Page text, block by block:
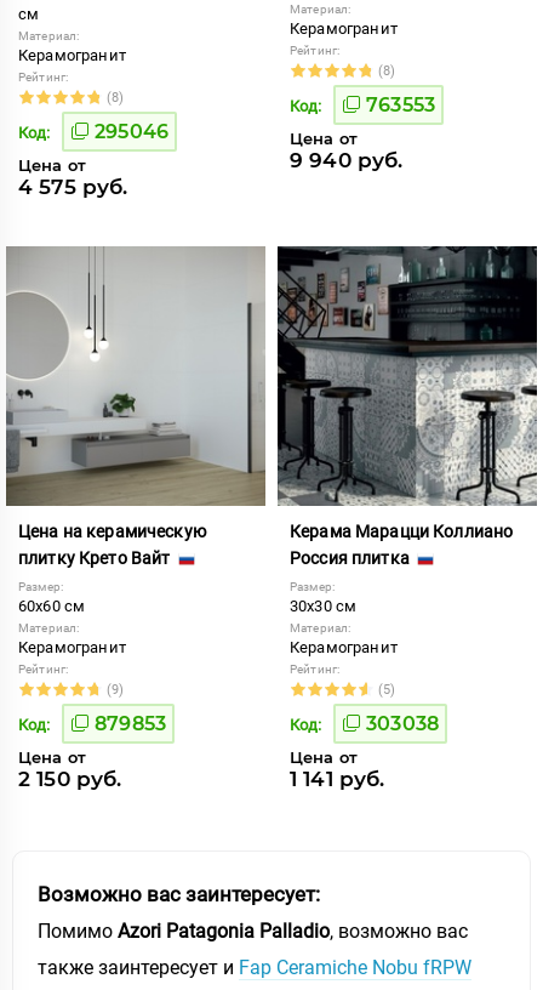
см
Материал:
Керамогранит
Рейтинг:
(8)
Код: 295046
Цена от
4 575 руб.
Материал:
Керамогранит
Рейтинг:
(8)
Код: 763553
Цена от
9 940 руб.
Цена на керамическую
плитку Крето Вайт
Размер:
60x60 см
Материал:
Керамогранит
Рейтинг:
(9)
Код: 879853
Цена от
2 150 руб.
Керама Марацци Коллиано
Россия плитка
Размер:
30x30 см
Материал:
Керамогранит
Рейтинг:
(5)
Код: 303038
Цена от
1 141 руб.
Возможно вас заинтересует:
Помимо Azori Patagonia Palladio, возможно вас
также заинтересует и Fap Ceramiche Nobu fRPW